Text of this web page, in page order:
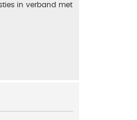
in verband met